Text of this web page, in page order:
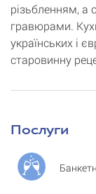
різьбленням, а
гравюрами.
українських і
старовинну
Послуги